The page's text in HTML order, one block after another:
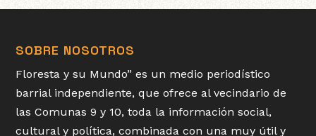
SOBRE NOSOTROS
Floresta y su Mundo” es un medio periodístico
barrial independiente, que ofrece al vecindario de
las Comunas 9 y 10, toda la información social,
cultural y política, combinada con una muy útil y